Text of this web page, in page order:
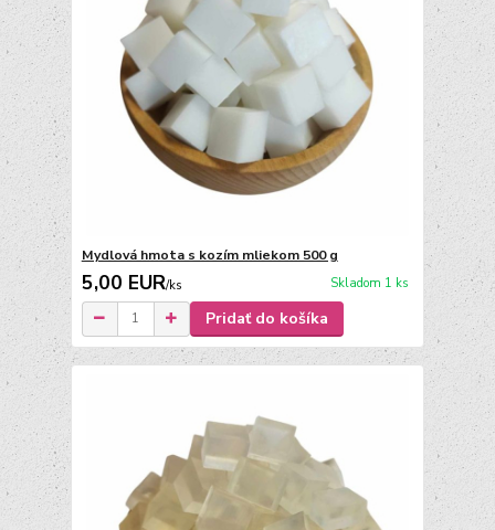
Mydlová hmota s kozím mliekom 500 g
5,00 EUR/ks Skladom 1 ks
Pridať do košíka